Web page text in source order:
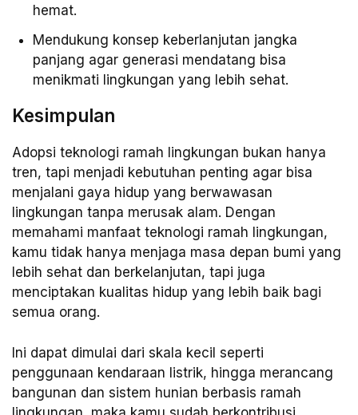
hemat.
Mendukung konsep keberlanjutan jangka
panjang agar generasi mendatang bisa
menikmati lingkungan yang lebih sehat.
Kesimpulan
Adopsi teknologi ramah lingkungan bukan hanya
tren, tapi menjadi kebutuhan penting agar bisa
menjalani gaya hidup yang berwawasan
lingkungan tanpa merusak alam. Dengan
memahami manfaat teknologi ramah lingkungan,
kamu tidak hanya menjaga masa depan bumi yang
lebih sehat dan berkelanjutan, tapi juga
menciptakan kualitas hidup yang lebih baik bagi
semua orang.
Ini dapat dimulai dari skala kecil seperti
penggunaan kendaraan listrik, hingga merancang
bangunan dan sistem hunian berbasis ramah